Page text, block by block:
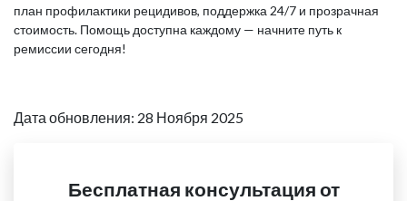
план профилактики рецидивов, поддержка 24/7 и прозрачная
стоимость. Помощь доступна каждому — начните путь к
ремиссии сегодня!
Дата обновления: 28 Ноября 2025
Бесплатная консультация от